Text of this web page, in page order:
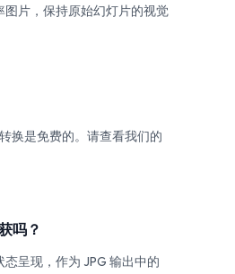
片，保持原始幻灯片的视觉
换是免费的。请查看我们的
吗？
呈现，作为 JPG 输出中的